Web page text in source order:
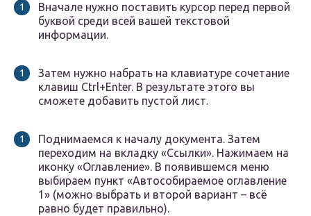
Вначале нужно поставить курсор перед первой
буквой среди всей вашей текстовой
информации.
Затем нужно набрать на клавиатуре сочетание
клавиш Ctrl+Enter. В результате этого вы
сможете добавить пустой лист.
Поднимаемся к началу документа. Затем
переходим на вкладку «Ссылки». Нажимаем на
иконку «Оглавление». В появившемся меню
выбираем пункт «Автособираемое оглавление
1» (можно выбрать и второй вариант – всё
равно будет правильно).